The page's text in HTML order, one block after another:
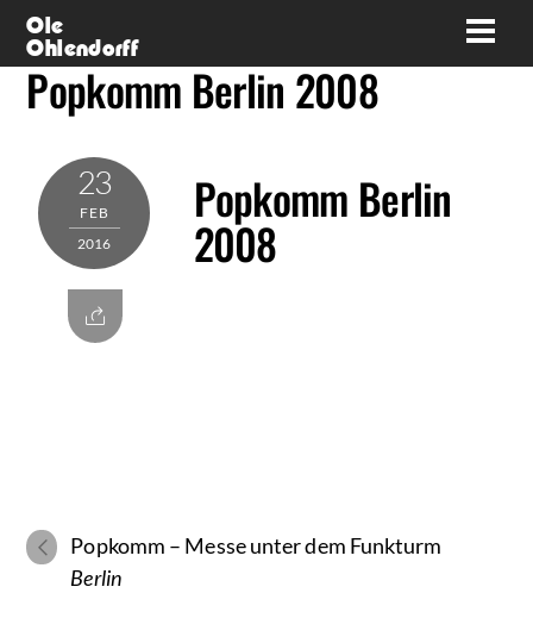
Skip
content
Ole
Ohlendorff
Popkomm Berlin 2008
23
FEB
2016
Popkomm Berlin
2008
Popkomm – Messe unter dem Funkturm
Berlin